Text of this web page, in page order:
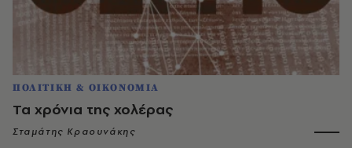
ΠΟΛΙΤΙΚΗ & ΟΙΚΟΝΟΜΙΑ
Τα χρόνια της χολέρας
Σταμάτης Κραουνάκης